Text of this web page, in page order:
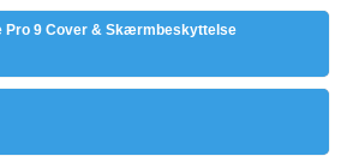
Pro 9 Cover & Skærmbeskyttelse